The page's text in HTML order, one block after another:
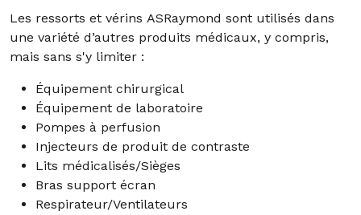
Les ressorts et vérins ASRaymond sont utilisés dans
une variété d’autres produits médicaux, y compris,
mais sans s'y limiter :
Équipement chirurgical
Équipement de laboratoire
Pompes à perfusion
Injecteurs de produit de contraste
Lits médicalisés/Sièges
Bras support écran
Respirateur/Ventilateurs